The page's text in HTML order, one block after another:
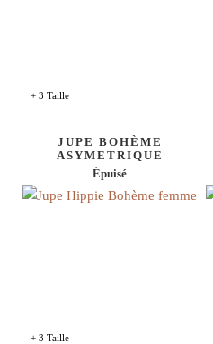
+ 3 Taille
JUPE BOHÈME
ASYMETRIQUE
Épuisé
+ 3 Taille